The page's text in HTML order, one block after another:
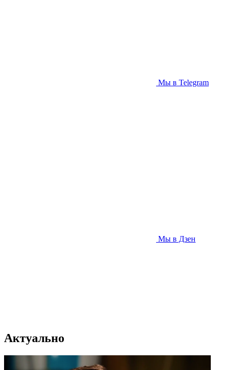
Мы в Telegram
Мы в Дзен
Актуально